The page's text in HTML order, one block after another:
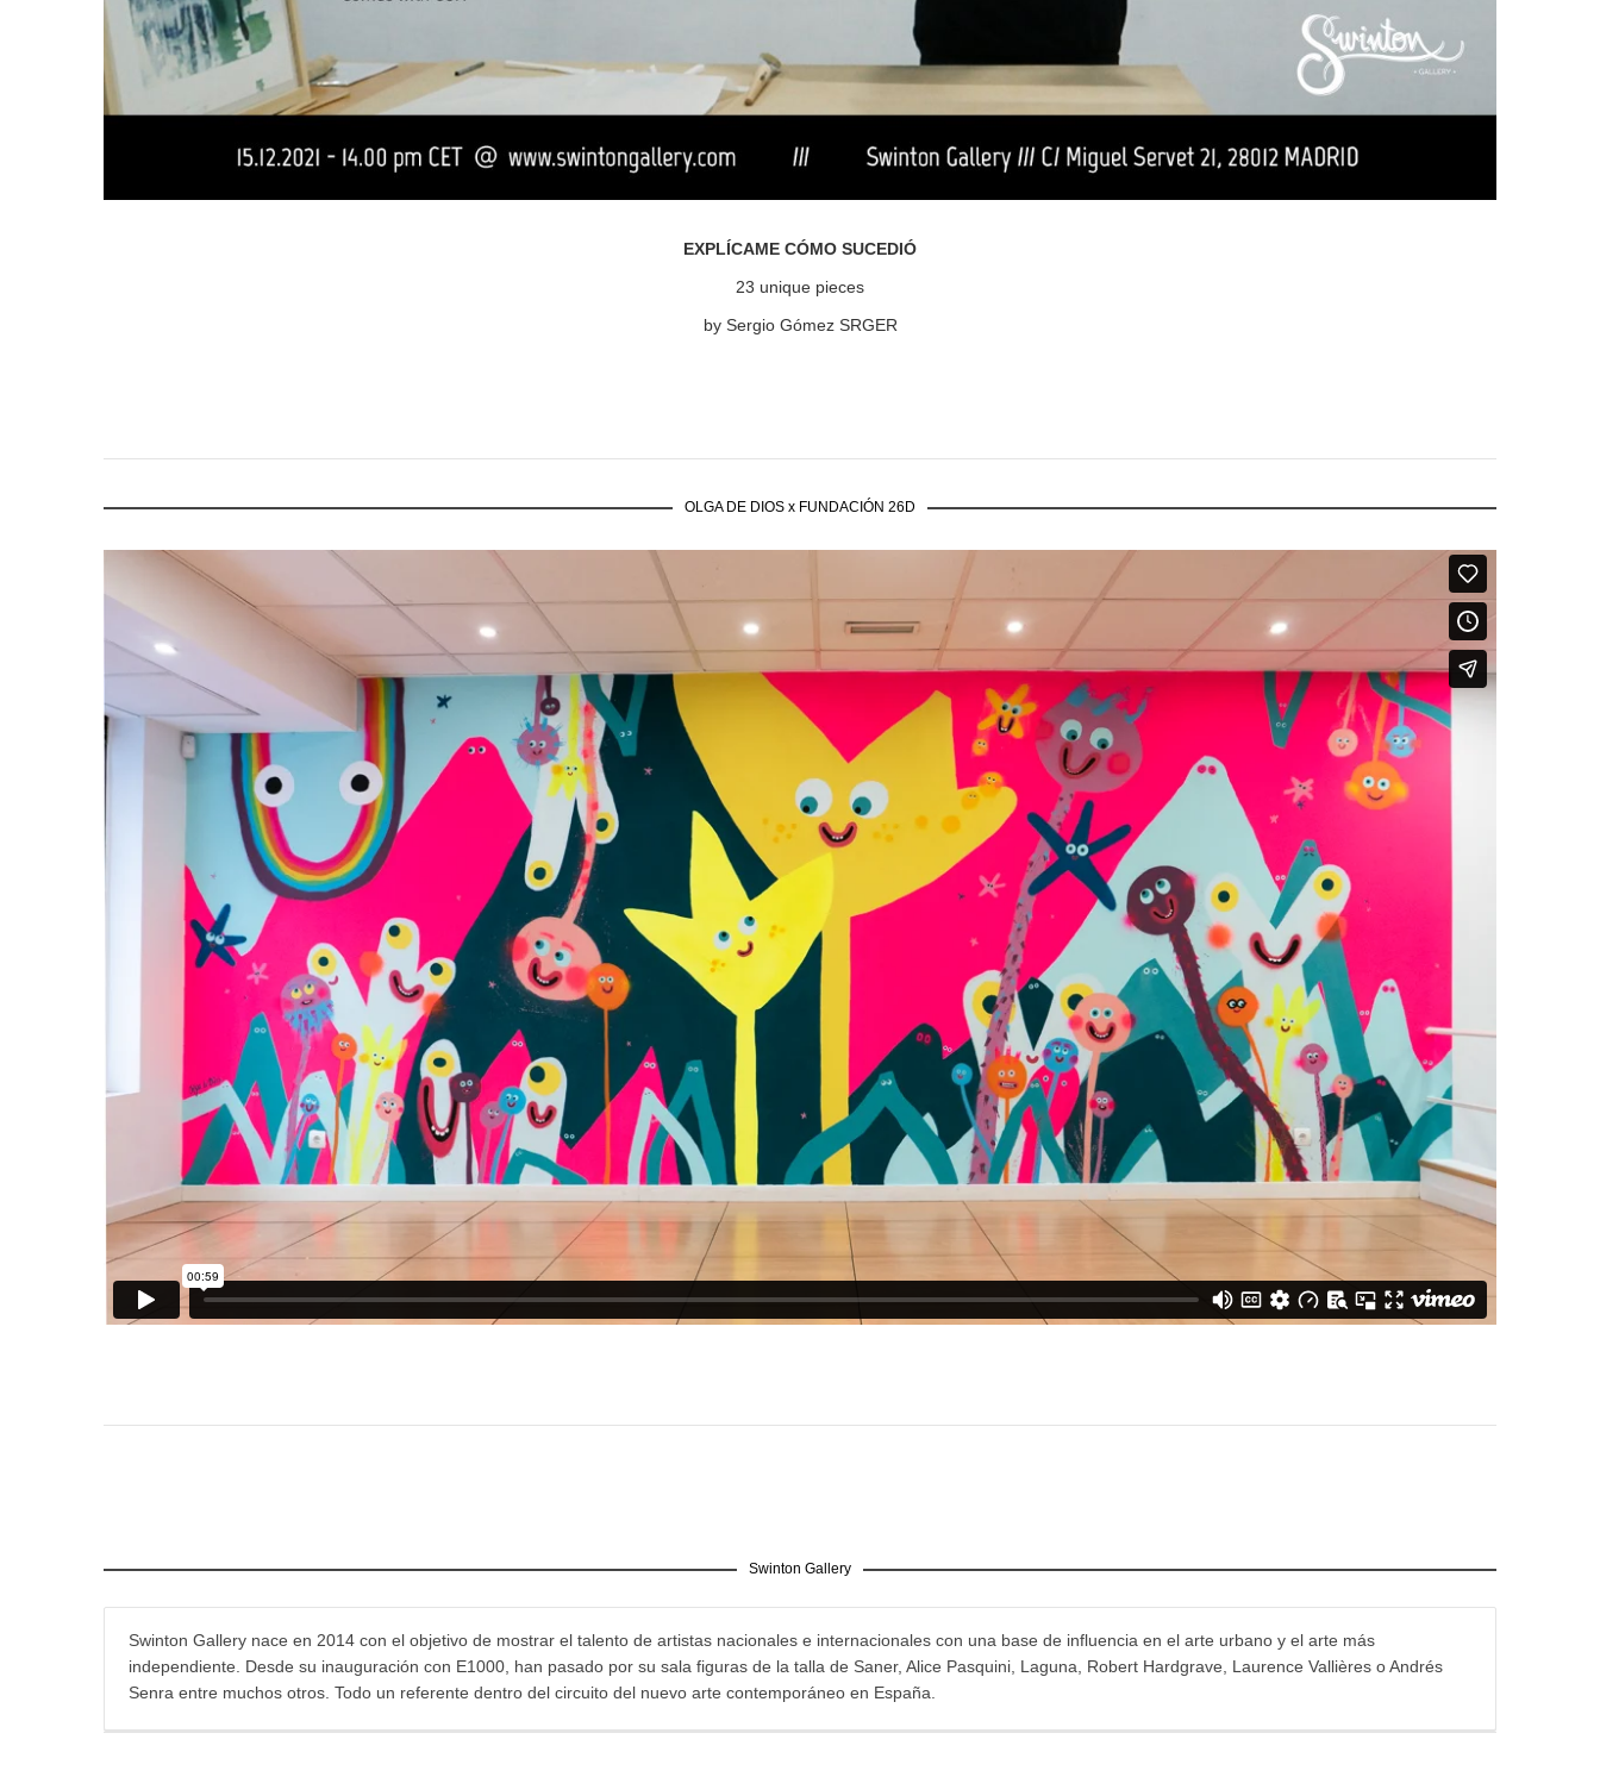
EXPLÍCAME CÓMO SUCEDIÓ
23 unique pieces
by Sergio Gómez SRGER
OLGA DE DIOS x FUNDACIÓN 26D
Swinton Gallery
Swinton Gallery nace en 2014 con el objetivo de mostrar el talento de artistas nacionales e internacionales con una base de influencia en el arte urbano y el arte más
independiente. Desde su inauguración con E1000, han pasado por su sala figuras de la talla de Saner, Alice Pasquini, Laguna, Robert Hardgrave, Laurence Vallières o Andrés
Senra entre muchos otros. Todo un referente dentro del circuito del nuevo arte contemporáneo en España.